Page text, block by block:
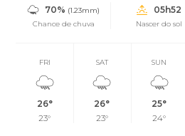
70% (1.23mm)
Chance de chuva
05h52
Nascer do sol
FRI
26°
23°
SAT
26°
23°
SUN
25°
24°